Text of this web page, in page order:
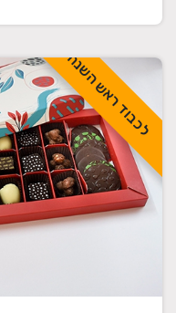
לכבוד ראש השנה